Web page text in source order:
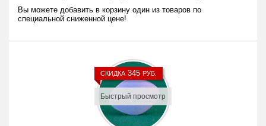
Вы можете добавить в корзину один из товаров по
специальной сниженной цене!
Быстрый просмотр
СКИДКА345 РУБ.